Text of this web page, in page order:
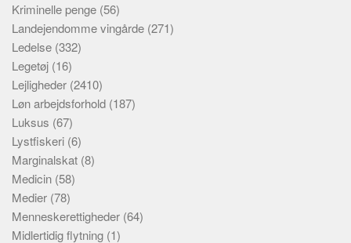
Kriminelle penge (56)
Landejendomme vingårde (271)
Ledelse (332)
Legetøj (16)
Lejligheder (2410)
Løn arbejdsforhold (187)
Luksus (67)
Lystfiskeri (6)
Marginalskat (8)
Medicin (58)
Medier (78)
Menneskerettigheder (64)
Midlertidig flytning (1)